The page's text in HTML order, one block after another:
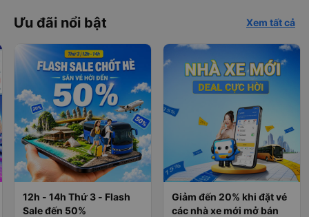
Ưu đãi nổi bật Xem tất cả
12h - 14h Thứ 3 - Flash
Sale đến 50%
Giảm đến 20% khi đặt vé
các nhà xe mới mở bán